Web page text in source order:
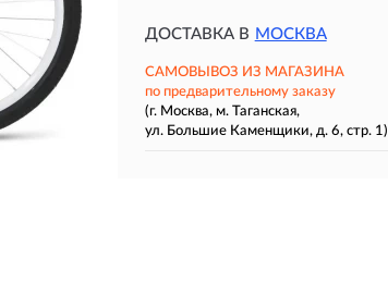
ДОСТАВКА В МОСКВА
САМОВЫВОЗ ИЗ МАГАЗИНА
по предварительному заказу
(г. Москва, м. Таганская,
ул. Большие Каменщики, д. 6, стр. 1)